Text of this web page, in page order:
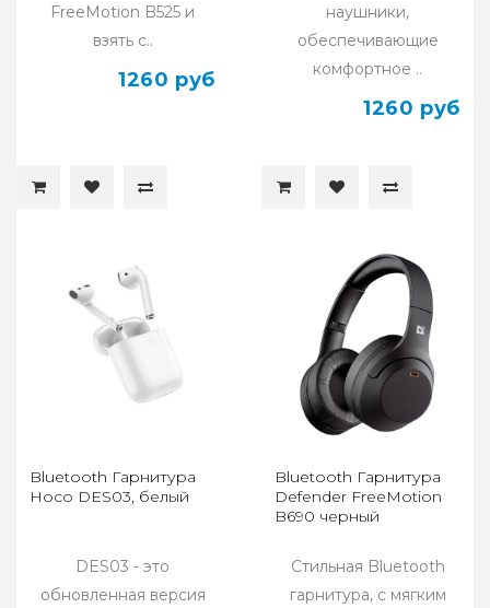
FreeMotion B525 и
взять с..
1260 руб
наушники,
обеспечивающие
комфортное ..
1260 руб
Bluetooth Гарнитура
Hoco DES03, белый
DES03 - это
обновленная версия
Bluetooth Гарнитура
Defender FreeMotion
B690 черный
Стильная Bluetooth
гарнитура, с мягким